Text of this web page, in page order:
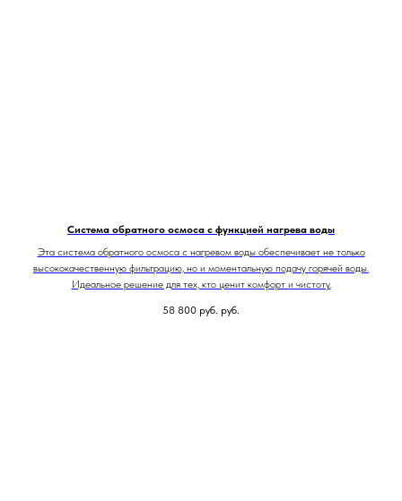
Система обратного осмоса с функцией нагрева воды
Эта система обратного осмоса с нагревом воды обеспечивает не только
высококачественную фильтрацию, но и моментальную подачу горячей воды.
Идеальное решение для тех, кто ценит комфорт и чистоту.
58 800 руб. руб.